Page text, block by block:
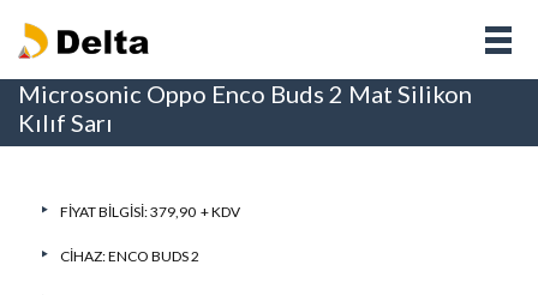
Microsonic Oppo Enco Buds 2 Mat Silikon
Kılıf Sarı
FIYAT BILGISI: 379,90 + KDV
CIHAZ:ENCO BUDS 2